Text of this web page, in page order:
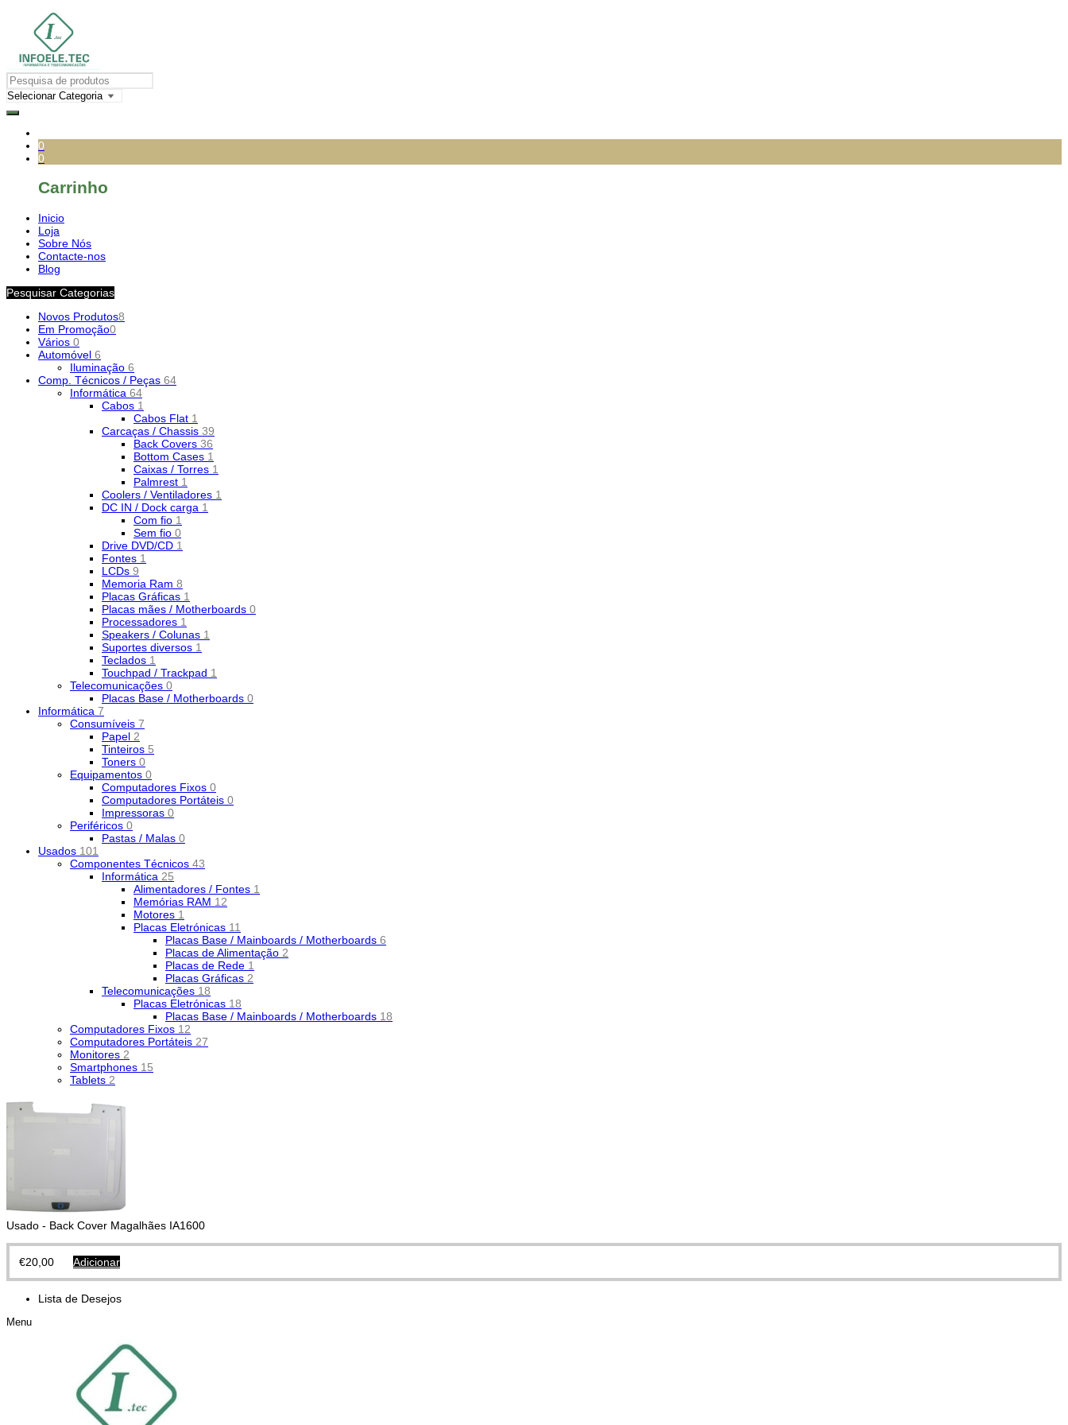
0
0
Carrinho
Inicio
Loja
Sobre Nós
Contacte-nos
Blog
Pesquisar Categorias
Novos Produtos8
Em Promoção0
Vários 0
Automóvel 6
Iluminação 6
Comp. Técnicos / Peças 64
Informática 64
Cabos 1
Cabos Flat 1
Carcaças / Chassis 39
Back Covers 36
Bottom Cases 1
Caixas / Torres 1
Palmrest 1
Coolers / Ventiladores 1
DC IN / Dock carga 1
Com fio 1
Sem fio 0
Drive DVD/CD 1
Fontes 1
LCDs 9
Memoria Ram 8
Placas Gráficas 1
Placas mães / Motherboards 0
Processadores 1
Speakers / Colunas 1
Suportes diversos 1
Teclados 1
Touchpad / Trackpad 1
Telecomunicações 0
Placas Base / Motherboards 0
Informática 7
Consumíveis 7
Papel 2
Tinteiros 5
Toners 0
Equipamentos 0
Computadores Fixos 0
Computadores Portáteis 0
Impressoras 0
Periféricos 0
Pastas / Malas 0
Usados 101
Componentes Técnicos 43
Informática 25
Alimentadores / Fontes 1
Memórias RAM 12
Motores 1
Placas Eletrónicas 11
Placas Base / Mainboards / Motherboards 6
Placas de Alimentação 2
Placas de Rede 1
Placas Gráficas 2
Telecomunicações 18
Placas Eletrónicas 18
Placas Base / Mainboards / Motherboards 18
Computadores Fixos 12
Computadores Portáteis 27
Monitores 2
Smartphones 15
Tablets 2
Usado - Back Cover Magalhães IA1600
€20,00 Adicionar
Lista de Desejos
Menu